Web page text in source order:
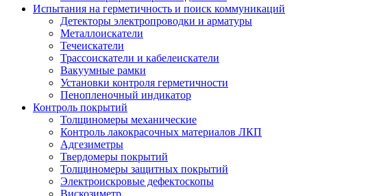
Испытания на герметичность и поиск коммуникаций
Детекторы электропроводки и арматуры
Металлоискатели
Течеискатели
Трассоискатели и кабелеискатели
Вакуумные рамки
Установки контроля герметичности
Пенопленочный индикатор
Контроль покрытий
Толщиномеры механические
Контроль лакокрасочных материалов ЛКП
Адгезиметры
Твердомеры покрытий
Толщиномеры защитных покрытий
Электроискровые дефектоскопы
Вискозиметр